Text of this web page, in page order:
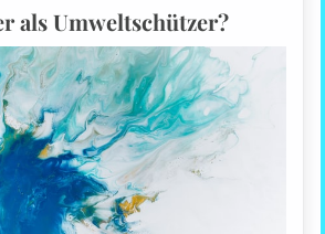
als Umweltschützer?